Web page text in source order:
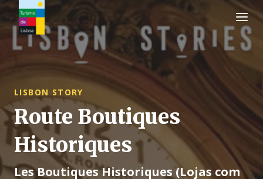
Logo de Turismo de Lisboa
LISBON STORY
Route Boutiques
Historiques
Les Boutiques Historiques (Lojas com